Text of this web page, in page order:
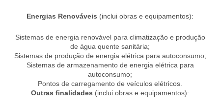
Energias Renováveis (inclui obras e equipamentos):
Sistemas de energia renovável para climatização e produção
de água quente sanitária;
Sistemas de produção de energia elétrica para autoconsumo;
Sistemas de armazenamento de energia elétrica para
autoconsumo;
Pontos de carregamento de veículos elétricos.
Outras finalidades (inclui obras e equipamentos):